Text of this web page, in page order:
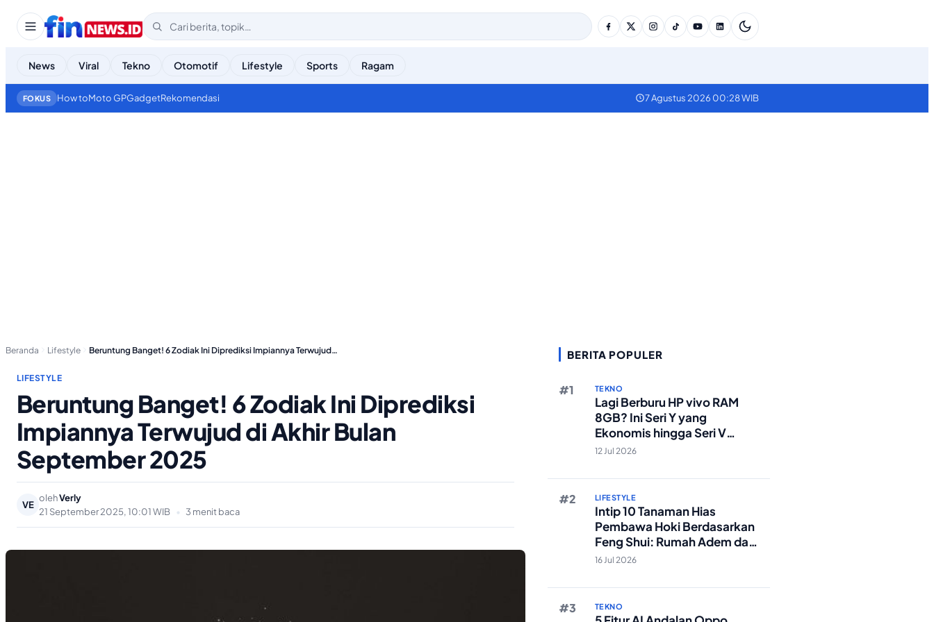
News Viral Tekno Otomotif Lifestyle Sports Ragam
FOKUS How toMoto GPGadgetRekomendasi 7 Agustus 2026 00:28 WIB
Beranda Lifestyle Beruntung Banget! 6 Zodiak Ini Diprediksi Impiannya Terwujud…
LIFESTYLE
Beruntung Banget! 6 Zodiak Ini Diprediksi
Impiannya Terwujud di Akhir Bulan
September 2025
VE
olehVerly
21 September 2025, 10:01 WIB
• 3 menit baca
BERITA POPULER
TEKNO
Lagi Berburu HP vivo RAM
8GB? Ini Seri Y yang
Ekonomis hingga Seri V
Berstandar Militer!
12 Jul 2026
LIFESTYLE
Intip 10 Tanaman Hias
Pembawa Hoki Berdasarkan
Feng Shui: Rumah Adem dan
Rezeki Lancar!
16 Jul 2026
TEKNO